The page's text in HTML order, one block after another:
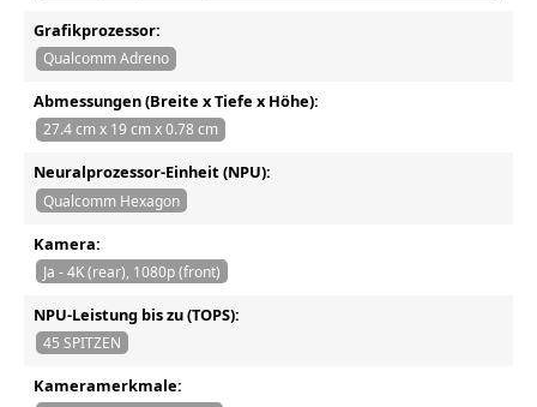
Grafikprozessor:
Qualcomm Adreno
Abmessungen (Breite x Tiefe x Höhe):
27.4 cm x 19 cm x 0.78 cm
Neuralprozessor-Einheit (NPU):
Qualcomm Hexagon
Kamera:
Ja - 4K (rear), 1080p (front)
NPU-Leistung bis zu (TOPS):
45 SPITZEN
Kameramerkmale: